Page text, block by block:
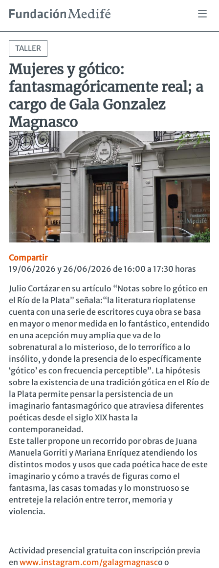
contenido
principal
Sobrescribir
enlaces
la
navegación
Inicio Actividades Mujeres y gótico: fantasmagóricamente real; a cargo de Gala Gonzalez Magnasco
TALLER
Mujeres y gótico:
fantasmagóricamente real; a
cargo de Gala Gonzalez
Magnasco
Compartir
19/06/2026 y 26/06/2026 de 16:00 a 17:30 horas
Julio Cortázar en su artículo “Notas sobre lo gótico en
el Río de la Plata” señala:“la literatura rioplatense
cuenta con una serie de escritores cuya obra se basa
en mayor o menor medida en lo fantástico, entendido
en una acepción muy amplia que va de lo
sobrenatural a lo misterioso, de lo terrorífico a lo
insólito, y donde la presencia de lo específicamente
‘gótico’ es con frecuencia perceptible”. La hipótesis
sobre la existencia de una tradición gótica en el Río de
la Plata permite pensar la persistencia de un
imaginario fantasmagórico que atraviesa diferentes
poéticas desde el siglo XIX hasta la
contemporaneidad.
Este taller propone un recorrido por obras de Juana
Manuela Gorriti y Mariana Enríquez atendiendo los
distintos modos y usos que cada poética hace de este
imaginario y cómo a través de figuras como el
fantasma, las casas tomadas y lo monstruoso se
entreteje la relación entre terror, memoria y
violencia.
Actividad presencial gratuita con inscripción previa
en www.instagram.com/galagmagnasco o